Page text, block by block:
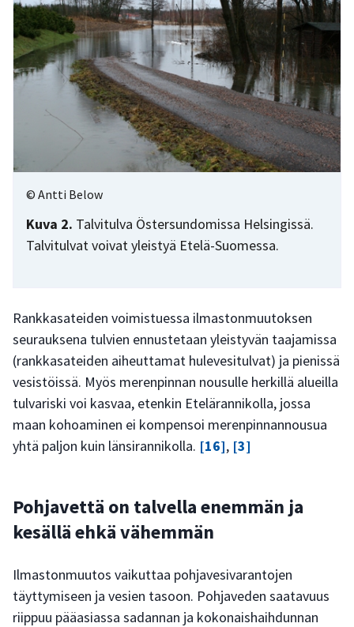
Kuva 2. Talvitulva Östersundomissa Helsingissä.
Talvitulvat voivat yleistyä Etelä-Suomessa.
© Antti Below
Rankkasateiden voimistuessa ilmastonmuutoksen
seurauksena tulvien ennustetaan yleistyvän taajamissa
(rankkasateiden aiheuttamat hulevesitulvat) ja pienissä
vesistöissä. Myös merenpinnan nousulle herkillä alueilla
tulvariski voi kasvaa, etenkin Etelärannikolla, jossa
maan kohoaminen ei kompensoi merenpinnannousua
yhtä paljon kuin länsirannikolla. [16], [3]
Pohjavettä on talvella enemmän ja
kesällä ehkä vähemmän
Ilmastonmuutos vaikuttaa pohjavesivarantojen
täyttymiseen ja vesien tasoon. Pohjaveden saatavuus
riippuu pääasiassa sadannan ja kokonaishaihdunnan